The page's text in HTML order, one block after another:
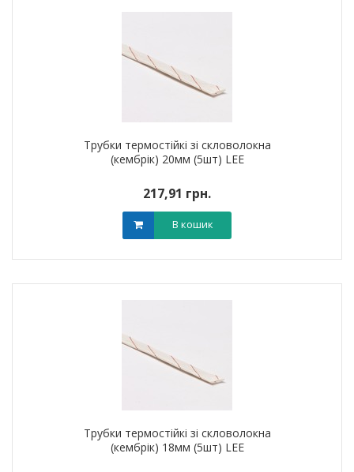
Трубки термостійкі зі скловолокна
(кембрік) 20мм (5шт) LEE
217,91 грн.
В кошик
Трубки термостійкі зі скловолокна
(кембрік) 18мм (5шт) LEE